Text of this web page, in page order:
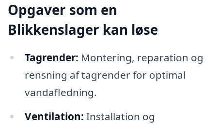
Opgaver som en
Blikkenslager kan løse
Tagrender: Montering, reparation og
rensning af tagrender for optimal
vandafledning.
Ventilation: Installation og